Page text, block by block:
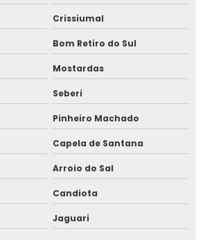
Crissiumal
Bom Retiro do Sul
Mostardas
Seberi
Pinheiro Machado
Capela de Santana
Arroio do Sal
Candiota
Jaguari